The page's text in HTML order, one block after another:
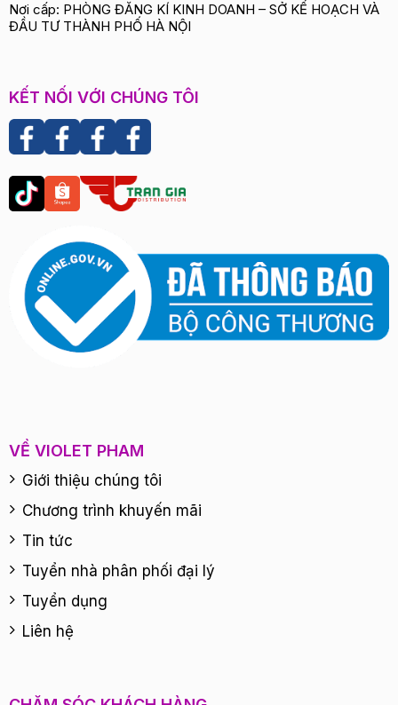
Nơi cấp: PHÒNG ĐĂNG KÍ KINH DOANH – SỞ KẾ HOẠCH VÀ
ĐẦU TƯ THÀNH PHỐ HÀ NỘI
KẾT NỐI VỚI CHÚNG TÔI
VỀ VIOLET PHAM
Giới thiệu chúng tôi
Chương trình khuyến mãi
Tin tức
Tuyển nhà phân phối đại lý
Tuyển dụng
Liên hệ